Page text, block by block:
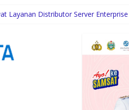
Layanan Distributor Server Enterprise
Hewan, KAI Logistik Layani
Paparkan Tiga Prioritas
Dinamika Sunset Road